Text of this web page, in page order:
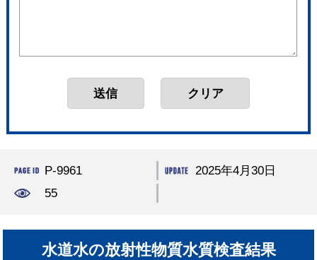
P-9961
2025年4月30日
55
水道水の放射性物質水質検査結果